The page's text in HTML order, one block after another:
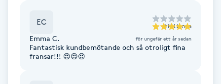
EC till Linnea
Emma C. för ungefär ett år sedan
Fantastisk kundbemötande och så otroligt fina
fransar!!! 😍😍😍